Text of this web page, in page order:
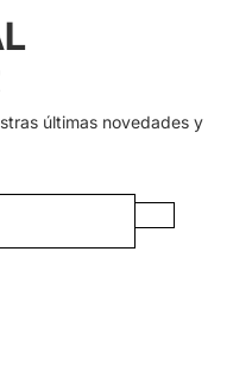
últimas novedades y